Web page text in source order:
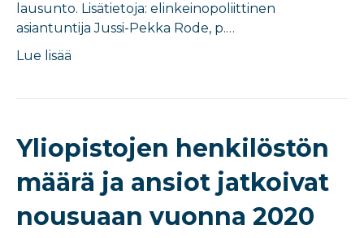
lausunto. Lisätietoja: elinkeinopoliittinen
asiantuntija Jussi-Pekka Rode, p.…
Lue lisää
Yliopistojen henkilöstön
määrä ja ansiot jatkoivat
nousuaan vuonna 2020